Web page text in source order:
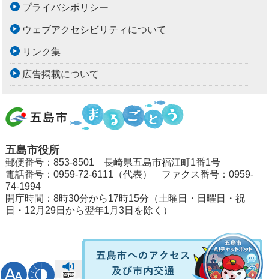
プライバシポリシー
ウェブアクセシビリティについて
リンク集
広告掲載について
五島市役所
郵便番号：853-8501 長崎県五島市福江町1番1号
電話番号：0959-72-6111（代表） ファクス番号：0959-
74-1994
開庁時間：8時30分から17時15分（土曜日・日曜日・祝
日・12月29日から翌年1月3日を除く）